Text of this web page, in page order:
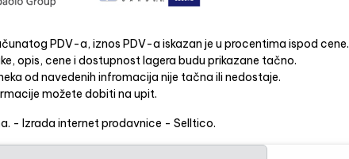
PDV-a, iznos PDV-a iskazan je u procentima ispod cene.
opis, cene i dostupnost lagera budu prikazane tačno.
od navedenih infromacija nije tačna ili nedostaje.
možete dobiti na upit.
- Izrada internet prodavnice - Selltico.